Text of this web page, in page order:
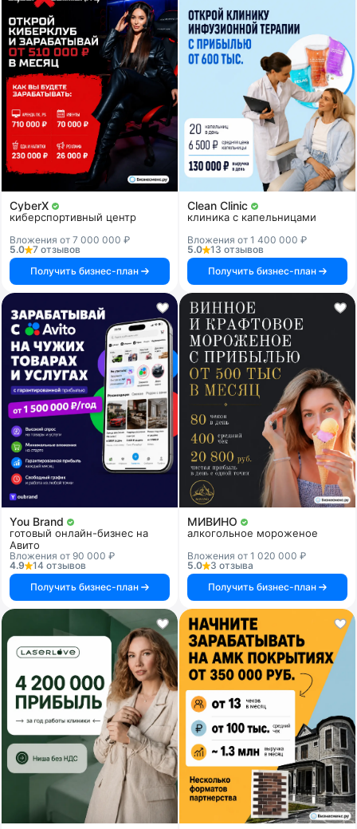
CyberX
киберспортивный центр
Вложения от 7 000 000 ₽
5.0
7 отзывов
Получить бизнес-план
Clean Clinic
клиника с капельницами
Вложения от 1 400 000 ₽
5.0
13 отзывов
Получить бизнес-план
You Brand
готовый онлайн-бизнес на
Авито
Вложения от 90 000 ₽
4.9
14 отзывов
Получить бизнес-план
МИВИНО
алкогольное мороженое
Вложения от 1 020 000 ₽
5.0
3 отзыва
Получить бизнес-план